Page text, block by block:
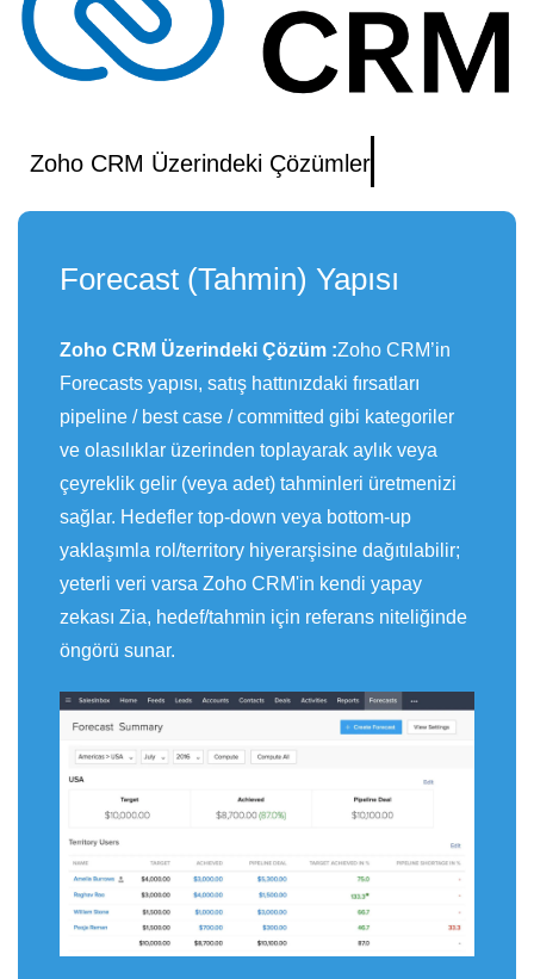
Zoho CRM Üzerindeki Çözümler
Forecast (Tahmin) Yapısı
Zoho CRM Üzerindeki Çözüm :Zoho CRM’in
Forecasts yapısı, satış hattınızdaki fırsatları
pipeline / best case / committed gibi kategoriler
ve olasılıklar üzerinden toplayarak aylık veya
çeyreklik gelir (veya adet) tahminleri üretmenizi
sağlar. Hedefler top-down veya bottom-up
yaklaşımla rol/territory hiyerarşisine dağıtılabilir;
yeterli veri varsa Zoho CRM'in kendi yapay
zekası Zia, hedef/tahmin için referans niteliğinde
öngörü sunar.